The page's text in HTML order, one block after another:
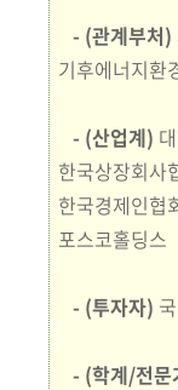
- (관계부처)
기후에너지환
- (산업계)
한국상장회사
한국경제인협
포스코홀딩스
- (투자자)
- (학계/전문